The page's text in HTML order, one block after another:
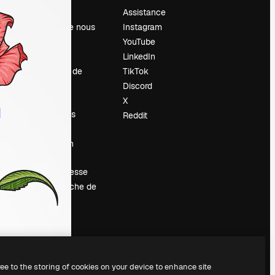
À propos de nous
Carrières
Tendances de
Événements
Vendre mon
Salle de presse
À la recherche de
magnific.ai
Assistance
Instagram
YouTube
LinkedIn
TikTok
Discord
X
Reddit
to the storing of cookies on your device to enhance site